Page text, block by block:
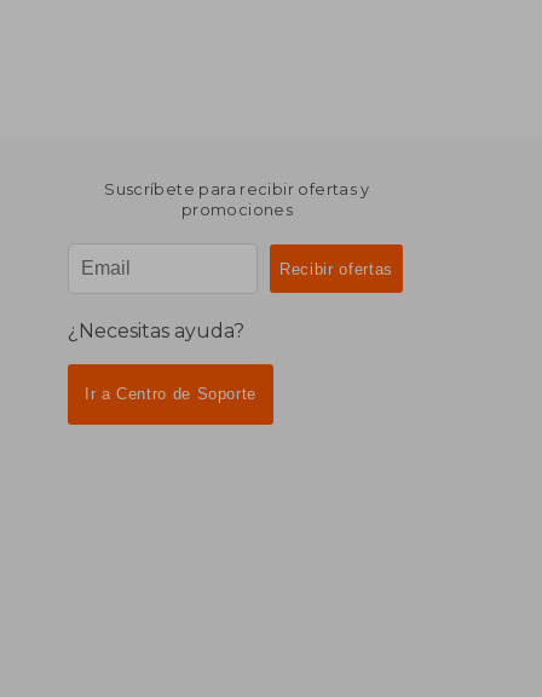
Suscríbete para recibir ofertas y
promociones
¿Necesitas ayuda?
Ir a Centro de Soporte